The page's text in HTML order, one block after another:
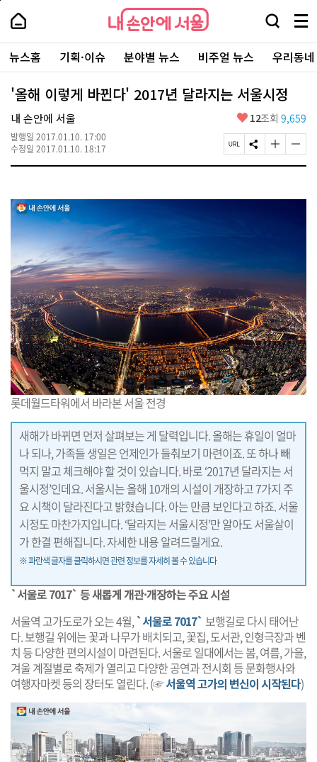
본
로
가
내
손
안
에
서
울
-
서
울
시
대
표
소
털
내
손
에
울
검
창
열
기
메
뉴
전
체
보
주
요
서
뉴스홈 기획·이슈 분야별 뉴스 비주얼 뉴스 우리동
'올해 이렇게 바뀐다' 2017년 달라지는 서울시정
내 손안에 서울
발행일 2017.01.10. 17:00
수정일 2017.01.10. 18:17
좋
요
12조회 9,659
페
이
R
S
N
유
글
자
크
글
자
작
롯데월드타워에서 바라본 서울 전경
새해가 바뀌면 먼저 살펴보는 게 달력입니다. 올해는 휴일이 얼마
나 되나, 가족들 생일은 언제인가 들춰보기 마련이죠. 또 하나 빼
먹지 말고 체크해야 할 것이 있습니다. 바로 ‘2017년 달라지는 서
울시정’인데요. 서울시는 올해 10개의 시설이 개장하고 7가지 주
요 시책이 달라진다고 밝혔습니다. 아는 만큼 보인다고 하죠. 서울
시정도 마찬가지입니다. ‘달라지는 서울시정’만 알아도 서울살이
가 한결 편해집니다. 자세한 내용 알려드릴게요.
※ 파란색 글자를 클릭하시면 관련 정보를 자세히 볼 수 있습니다
`서울로 7017` 등 새롭게 개관·개장하는 주요 시설
서울역 고가도로가 오는 4월,`서울로 7017` 보행길로 다시 태어난
다. 보행길 위에는 꽃과 나무가 배치되고, 꽃집, 도서관, 인형극장과 벤
치 등 다양한 편의시설이 마련된다. 서울로 일대에서는 봄, 여름, 가을,
겨울 계절별로 축제가 열리고 다양한 공연과 전시회 등 문화행사와
여행자마켓 등의 장터도 열린다. (☞서울역 고가의 변신이 시작된다)
페
상
단
로